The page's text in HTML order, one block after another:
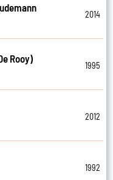
2014
Rooy)
1995
2012
1992